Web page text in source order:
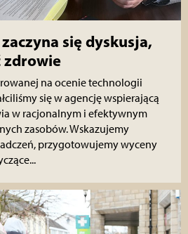
się dyskusja,
zdrowie
na ocenie technologii
się w agencję wspierającą
w racjonalnym i efektywnym
zasobów. Wskazujemy
przygotowujemy wyceny